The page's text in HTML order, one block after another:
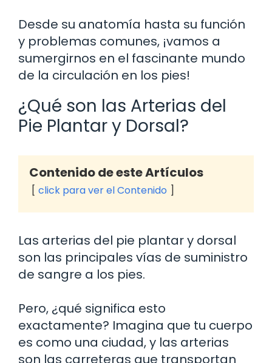
Desde su anatomía hasta su función
y problemas comunes, ¡vamos a
sumergirnos en el fascinante mundo
de la circulación en los pies!
¿Qué son las Arterias del
Pie Plantar y Dorsal?
Contenido de este Artículos
click para ver el Contenido
Las arterias del pie plantar y dorsal
son las principales vías de suministro
de sangre a los pies.
Pero, ¿qué significa esto
exactamente? Imagina que tu cuerpo
es como una ciudad, y las arterias
son las carreteras que transportan